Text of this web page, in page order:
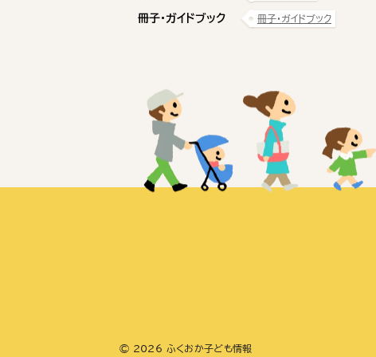
冊子・ガイドブック 冊子・ガイドブック
© 2026 ふくおか子ども情報